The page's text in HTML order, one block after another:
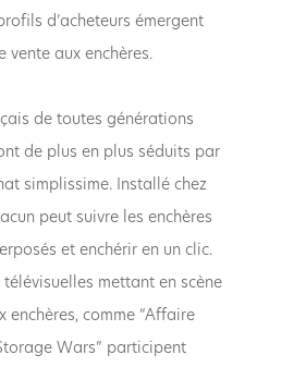
d’acheteurs émergent
vente aux enchères.
de toutes générations
de plus en plus séduits par
simplissime. Installé chez
peut suivre les enchères
et enchérir en un clic.
télévisuelles mettant en scène
enchères, comme “Affaire
Wars” participent